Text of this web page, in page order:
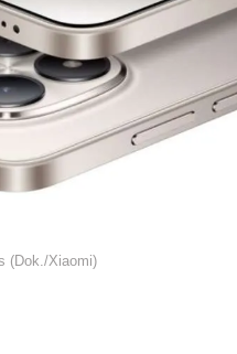
(Dok./Xiaomi)